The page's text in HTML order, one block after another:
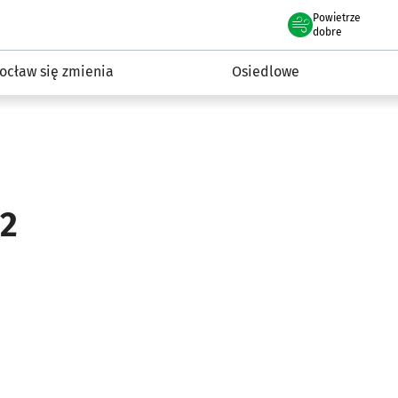
- miejskie inwestycje 2019-2032
Powietrze
we Wrocławiu
dobre
się zmienia Osiedlowe